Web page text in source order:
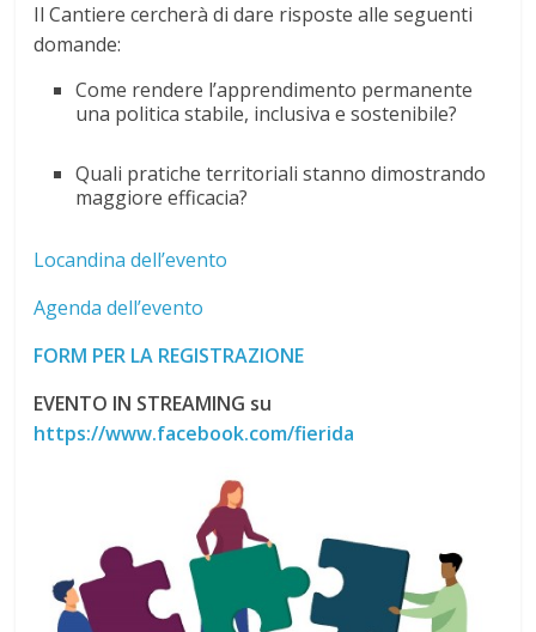
Il Cantiere cercherà di dare risposte alle seguenti
domande:
Come rendere l’apprendimento permanente
una politica stabile, inclusiva e sostenibile?
Quali pratiche territoriali stanno dimostrando
maggiore efficacia?
Locandina dell’evento
Agenda dell’evento
FORM PER LA REGISTRAZIONE
EVENTO IN STREAMING su
https://www.facebook.com/fierida